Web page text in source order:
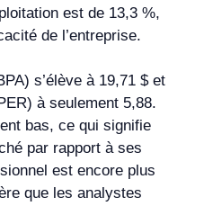
est de 13,3 %,
de l’entreprise.
s’élève à 19,71 $ et
à seulement 5,88.
bas, ce qui signifie
par rapport à ses
est encore plus
que les analystes